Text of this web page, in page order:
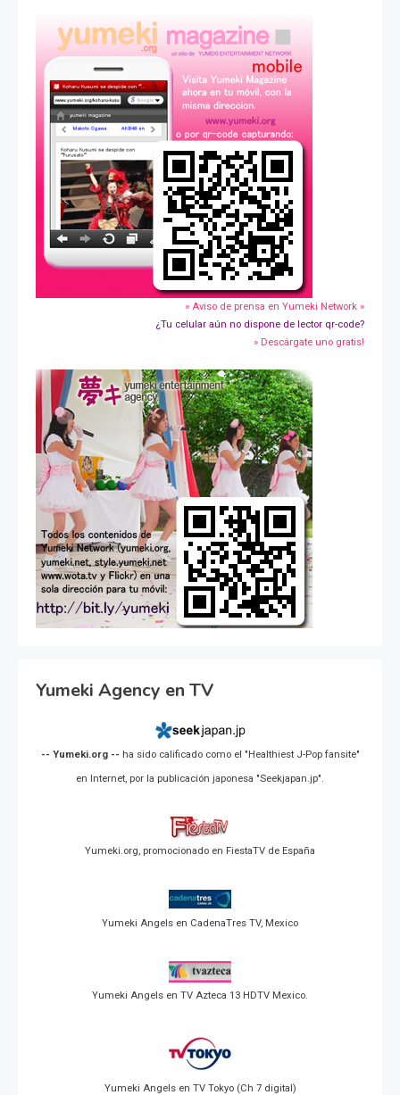
» Aviso de prensa en Yumeki Network »
¿Tu celular aún no dispone de lector qr-code?
» Descárgate uno gratis!
Yumeki Agency en TV
-- Yumeki.org -- ha sido calificado como el "Healthiest J-Pop fansite"
en Internet, por la publicación japonesa "Seekjapan.jp".
Yumeki.org, promocionado en FiestaTV de España
Yumeki Angels en CadenaTres TV, Mexico
Yumeki Angels en TV Azteca 13 HDTV Mexico.
Yumeki Angels en TV Tokyo (Ch 7 digital)